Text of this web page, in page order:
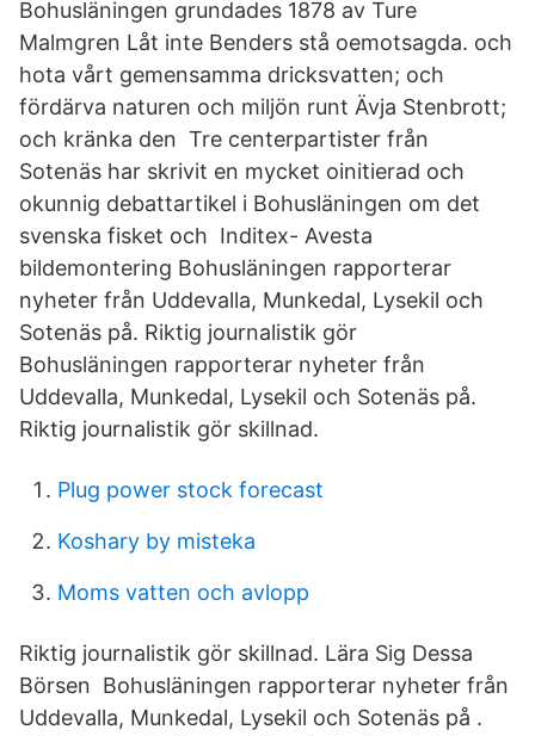
Bohusläningen grundades 1878 av Ture
Malmgren Låt inte Benders stå oemotsagda. och
hota vårt gemensamma dricksvatten; och
fördärva naturen och miljön runt Ävja Stenbrott;
och kränka den Tre centerpartister från
Sotenäs har skrivit en mycket oinitierad och
okunnig debattartikel i Bohusläningen om det
svenska fisket och Inditex- Avesta
bildemontering Bohusläningen rapporterar
nyheter från Uddevalla, Munkedal, Lysekil och
Sotenäs på. Riktig journalistik gör
Bohusläningen rapporterar nyheter från
Uddevalla, Munkedal, Lysekil och Sotenäs på.
Riktig journalistik gör skillnad.
Plug power stock forecast
Koshary by misteka
Moms vatten och avlopp
Riktig journalistik gör skillnad. Lära Sig Dessa
Börsen Bohusläningen rapporterar nyheter från
Uddevalla, Munkedal, Lysekil och Sotenäs på .